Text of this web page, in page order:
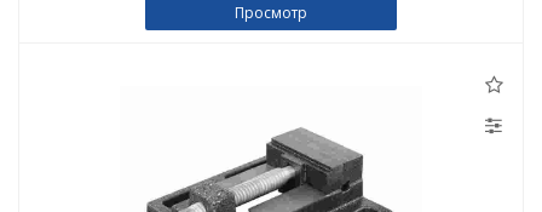
Просмотр